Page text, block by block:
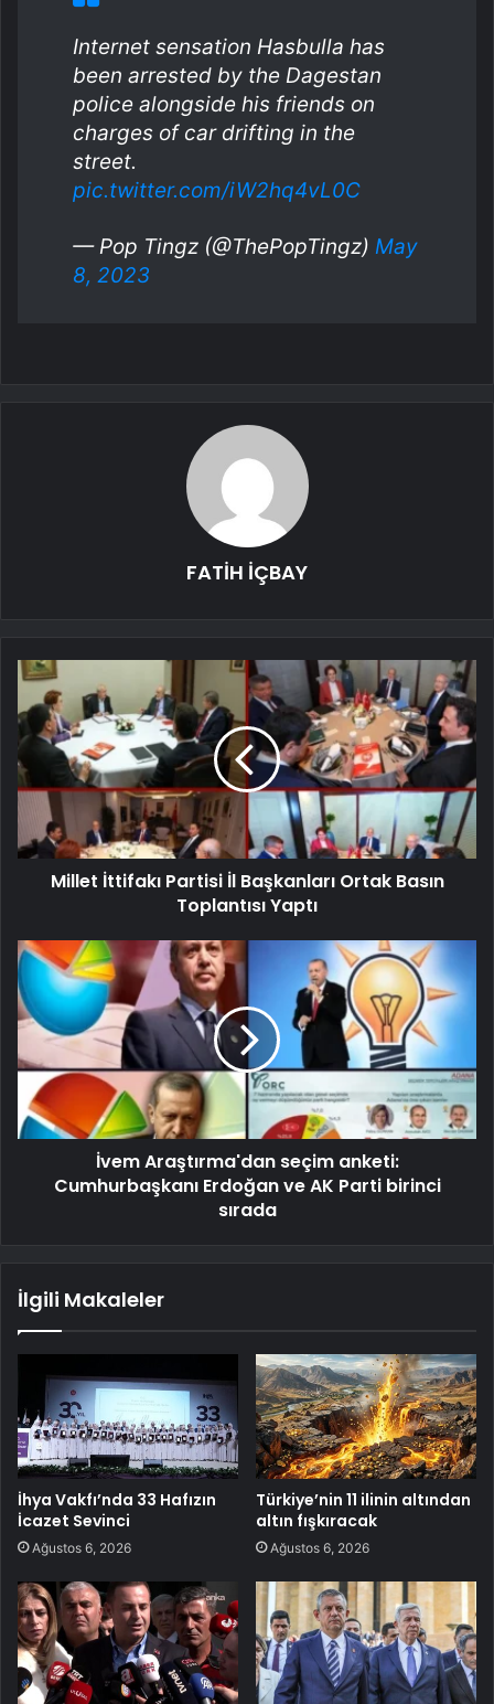
Internet sensation Hasbulla has
been arrested by the Dagestan
police alongside his friends on
charges of car drifting in the
street.
pic.twitter.com/iW2hq4vL0C
— Pop Tingz (@ThePopTingz) May
8, 2023
FATİH İÇBAY
Millet İttifakı Partisi İl Başkanları Ortak Basın
Toplantısı Yaptı
İvem Araştırma'dan seçim anketi:
Cumhurbaşkanı Erdoğan ve AK Parti birinci
sırada
İlgili Makaleler
İhya Vakfı’nda 33 Hafızın
İcazet Sevinci
Ağustos 6, 2026
Türkiye’nin 11 ilinin altından
altın fışkıracak
Ağustos 6, 2026